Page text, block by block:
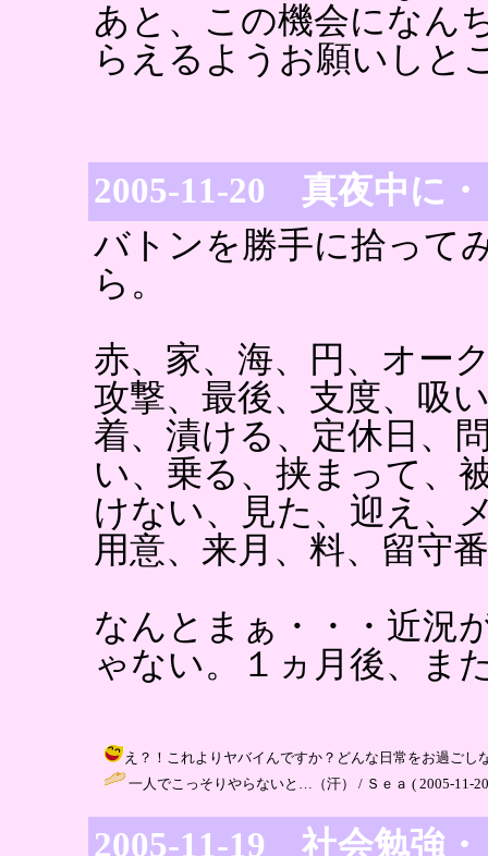
あと、この機会になん
らえるようお願いしと
2005-11-20 真夜中に
バトンを勝手に拾って
ら。
赤、家、海、円、オー
攻撃、最後、支度、吸
着、漬ける、定休日、
い、乗る、挟まって、
けない、見た、迎え、
用意、来月、料、留守
なんとまぁ・・・近況
ゃない。１ヵ月後、ま
え？！これよりヤバイんですか？どんな日常をお過ごし
一人でこっそりやらないと…（汗） / Ｓｅａ ( 2005-11-
2005-11-19 社会勉強・